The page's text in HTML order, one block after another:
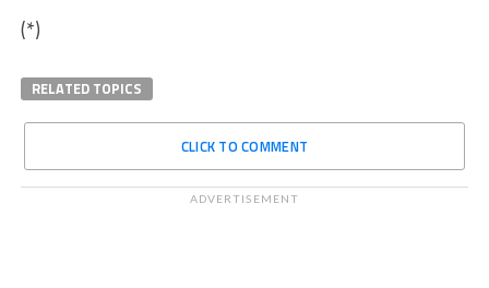
(*)
RELATED TOPICS
CLICK TO COMMENT
ADVERTISEMENT